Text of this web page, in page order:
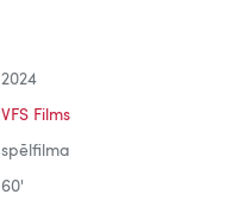
2024
VFS Films
spēlfilma
60'